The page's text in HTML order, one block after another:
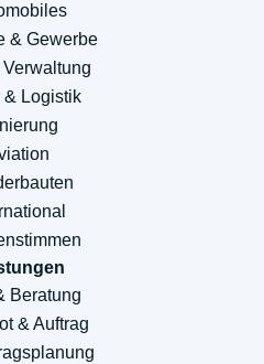
& Gewerbe
Verwaltung
& Logistik
Beratung
& Auftrag